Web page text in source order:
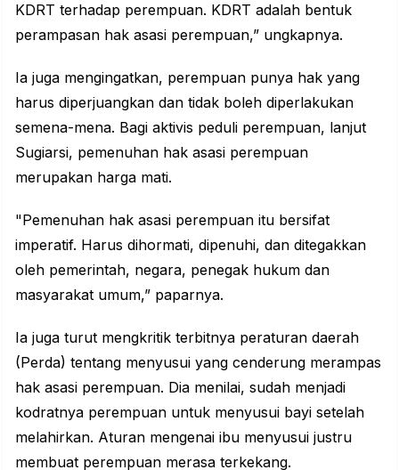
KDRT terhadap perempuan. KDRT adalah bentuk
perampasan hak asasi perempuan,” ungkapnya.
Ia juga mengingatkan, perempuan punya hak yang
harus diperjuangkan dan tidak boleh diperlakukan
semena-mena. Bagi aktivis peduli perempuan, lanjut
Sugiarsi, pemenuhan hak asasi perempuan
merupakan harga mati.
"Pemenuhan hak asasi perempuan itu bersifat
imperatif. Harus dihormati, dipenuhi, dan ditegakkan
oleh pemerintah, negara, penegak hukum dan
masyarakat umum,” paparnya.
Ia juga turut mengkritik terbitnya peraturan daerah
(Perda) tentang menyusui yang cenderung merampas
hak asasi perempuan. Dia menilai, sudah menjadi
kodratnya perempuan untuk menyusui bayi setelah
melahirkan. Aturan mengenai ibu menyusui justru
membuat perempuan merasa terkekang.